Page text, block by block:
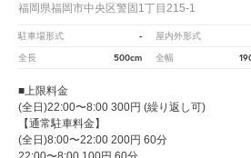
福岡県福岡市中央区警固1丁目215-1
駐車場形式 - 屋内外形式
全長 500cm 全幅
■上限料金
(全日)22:00〜8:00 300円 (繰り返し可)
【通常駐車料金】
(全日)8:00〜22:00 200円 60分